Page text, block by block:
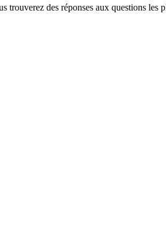
des réponses aux questions les